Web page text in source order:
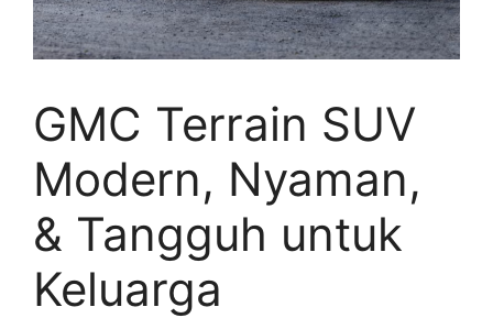
GMC Terrain SUV
Modern, Nyaman,
& Tangguh untuk
Keluarga